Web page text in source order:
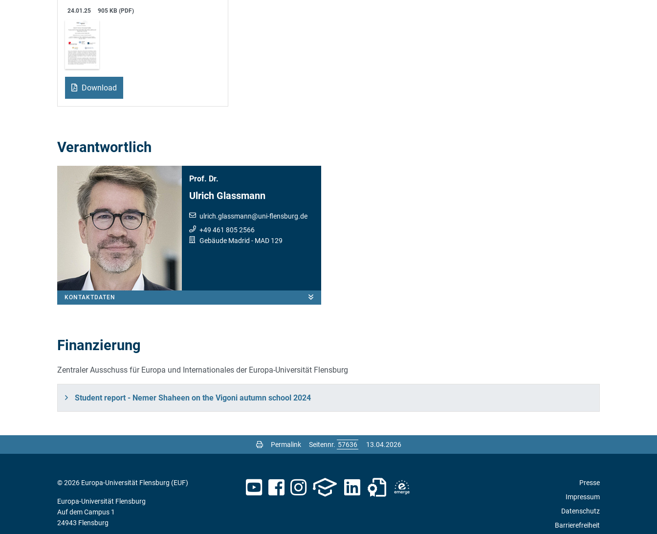
24.01.25 905 KB (PDF)
Download
Verantwortlich
Prof. Dr.
Ulrich Glassmann
ulrich.glassmann@uni-flensburg.de
+49 461 805 2566
Gebäude Madrid - MAD 129
KONTAKTDATEN
Finanzierung
Zentraler Ausschuss für Europa und Internationales der Europa-Universität Flensburg
Student report - Nemer Shaheen on the Vigoni autumn school 2024
Permalink Seitennr. 13.04.2026
Presse
Impressum
Datenschutz
Barrierefreiheit
© 2026 Europa-Universität Flensburg (EUF)
Europa-Universität Flensburg
Auf dem Campus 1
24943 Flensburg